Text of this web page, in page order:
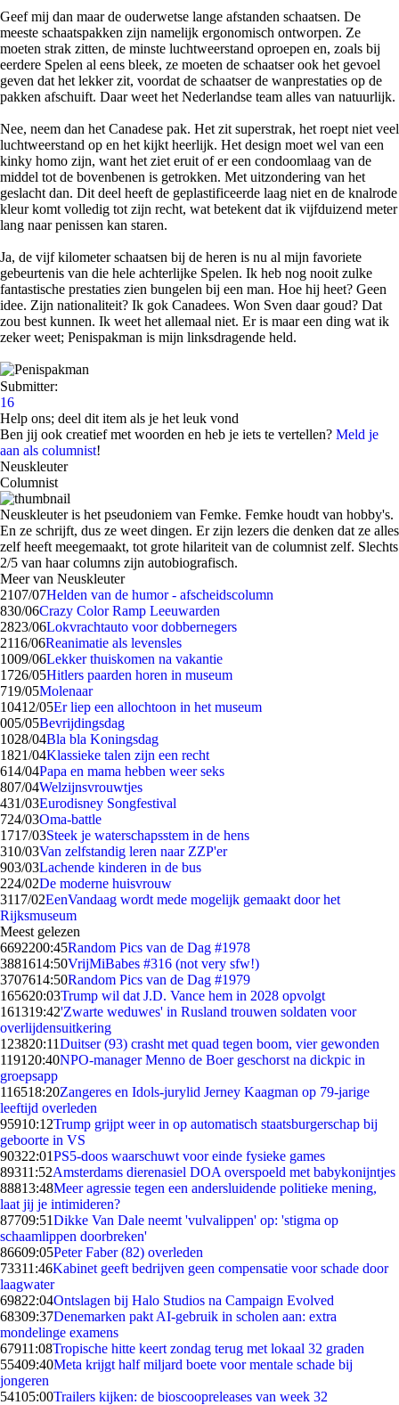
Geef mij dan maar de ouderwetse lange afstanden schaatsen. De
meeste schaatspakken zijn namelijk ergonomisch ontworpen. Ze
moeten strak zitten, de minste luchtweerstand oproepen en, zoals bij
eerdere Spelen al eens bleek, ze moeten de schaatser ook het gevoel
geven dat het lekker zit, voordat de schaatser de wanprestaties op de
pakken afschuift. Daar weet het Nederlandse team alles van natuurlijk.
Nee, neem dan het Canadese pak. Het zit superstrak, het roept niet veel
luchtweerstand op en het kijkt heerlijk. Het design moet wel van een
kinky homo zijn, want het ziet eruit of er een condoomlaag van de
middel tot de bovenbenen is getrokken. Met uitzondering van het
geslacht dan. Dit deel heeft de geplastificeerde laag niet en de knalrode
kleur komt volledig tot zijn recht, wat betekent dat ik vijfduizend meter
lang naar penissen kan staren.
Ja, de vijf kilometer schaatsen bij de heren is nu al mijn favoriete
gebeurtenis van die hele achterlijke Spelen. Ik heb nog nooit zulke
fantastische prestaties zien bungelen bij een man. Hoe hij heet? Geen
idee. Zijn nationaliteit? Ik gok Canadees. Won Sven daar goud? Dat
zou best kunnen. Ik weet het allemaal niet. Er is maar een ding wat ik
zeker weet; Penispakman is mijn linksdragende held.
Submitter:
16
Help ons; deel dit item als je het leuk vond
Ben jij ook creatief met woorden en heb je iets te vertellen? Meld je
aan als columnist!
Neuskleuter
Columnist
Neuskleuter is het pseudoniem van Femke. Femke houdt van hobby's.
En ze schrijft, dus ze weet dingen. Er zijn lezers die denken dat ze alles
zelf heeft meegemaakt, tot grote hilariteit van de columnist zelf. Slechts
2/5 van haar columns zijn autobiografisch.
Meer van Neuskleuter
2107/07Helden van de humor - afscheidscolumn
830/06Crazy Color Ramp Leeuwarden
2823/06Lokvrachtauto voor dobbernegers
2116/06Reanimatie als levensles
1009/06Lekker thuiskomen na vakantie
1726/05Hitlers paarden horen in museum
719/05Molenaar
10412/05Er liep een allochtoon in het museum
005/05Bevrijdingsdag
1028/04Bla bla Koningsdag
1821/04Klassieke talen zijn een recht
614/04Papa en mama hebben weer seks
807/04Welzijnsvrouwtjes
431/03Eurodisney Songfestival
724/03Oma-battle
1717/03Steek je waterschapsstem in de hens
310/03Van zelfstandig leren naar ZZP'er
903/03Lachende kinderen in de bus
224/02De moderne huisvrouw
3117/02EenVandaag wordt mede mogelijk gemaakt door het
Rijksmuseum
Meest gelezen
6692200:45Random Pics van de Dag #1978
3881614:50VrijMiBabes #316 (not very sfw!)
3707614:50Random Pics van de Dag #1979
165620:03Trump wil dat J.D. Vance hem in 2028 opvolgt
161319:42'Zwarte weduwes' in Rusland trouwen soldaten voor
overlijdensuitkering
123820:11Duitser (93) crasht met quad tegen boom, vier gewonden
1191 20:40NPO-manager Menno de Boer geschorst na dickpic in
groepsapp
116518:20Zangeres en Idols-jurylid Jerney Kaagman op 79-jarige
leeftijd overleden
95910:12Trump grijpt weer in op automatisch staatsburgerschap bij
geboorte in VS
90322:01PS5-doos waarschuwt voor einde fysieke games
89311:52Amsterdams dierenasiel DOA overspoeld met babykonijntjes
88813:48Meer agressie tegen een andersluidende politieke mening,
laat jij je intimideren?
87709:51Dikke Van Dale neemt 'vulvalippen' op: 'stigma op
schaamlippen doorbreken'
86609:05Peter Faber (82) overleden
73311:46Kabinet geeft bedrijven geen compensatie voor schade door
laagwater
69822:04Ontslagen bij Halo Studios na Campaign Evolved
68309:37Denemarken pakt AI-gebruik in scholen aan: extra
mondelinge examens
67911:08Tropische hitte keert zondag terug met lokaal 32 graden
55409:40Meta krijgt half miljard boete voor mentale schade bij
jongeren
54105:00Trailers kijken: de bioscoopreleases van week 32